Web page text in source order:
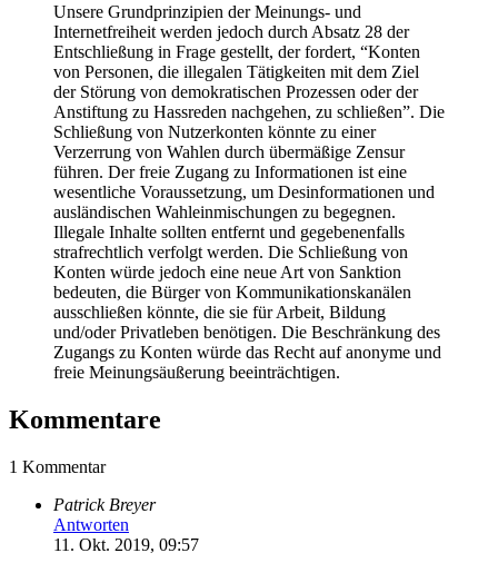
Unsere Grundprinzipien der Meinungs- und
Internetfreiheit werden jedoch durch Absatz 28 der
Entschließung in Frage gestellt, der fordert, “Konten
von Personen, die illegalen Tätigkeiten mit dem Ziel
der Störung von demokratischen Prozessen oder der
Anstiftung zu Hassreden nachgehen, zu schließen”. Die
Schließung von Nutzerkonten könnte zu einer
Verzerrung von Wahlen durch übermäßige Zensur
führen. Der freie Zugang zu Informationen ist eine
wesentliche Voraussetzung, um Desinformationen und
ausländischen Wahleinmischungen zu begegnen.
Illegale Inhalte sollten entfernt und gegebenenfalls
strafrechtlich verfolgt werden. Die Schließung von
Konten würde jedoch eine neue Art von Sanktion
bedeuten, die Bürger von Kommunikationskanälen
ausschließen könnte, die sie für Arbeit, Bildung
und/oder Privatleben benötigen. Die Beschränkung des
Zugangs zu Konten würde das Recht auf anonyme und
freie Meinungsäußerung beeinträchtigen.
Kommentare
1 Kommentar
Patrick Breyer
Antworten
11. Okt. 2019, 09:57